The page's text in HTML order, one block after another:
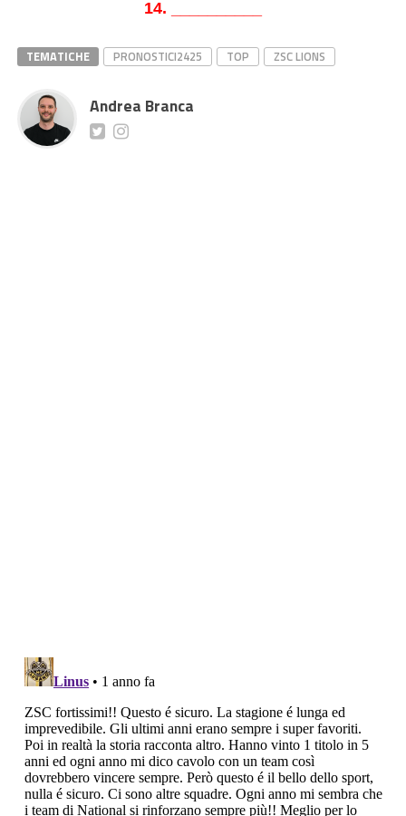
14. __________
TEMATICHE PRONOSTICI2425 TOP ZSC LIONS
Andrea Branca